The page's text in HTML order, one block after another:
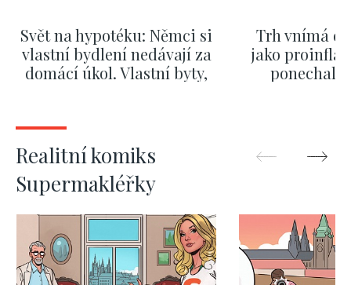
Svět na hypotéku: Němci si
vlastní bydlení nedávají za
domácí úkol. Vlastní byty,
Trh vnímá
jako
ponechali
Realitní komiks
Supermakléřky